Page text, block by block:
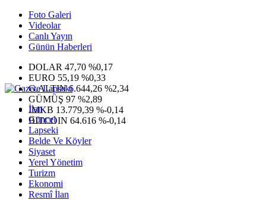
Foto Galeri
Videolar
Canlı Yayın
Günün Haberleri
DOLAR 47,70 %0,17
EURO 55,19 %0,33
G.ALTIN6.644,26 %2,34
GÜMÜŞ 97 %2,89
IMKB 13.779,39 %-0,14
BITCOIN 64.616 %-0,14
İlan
Güncel
Lapseki
Belde Ve Köyler
Siyaset
Yerel Yönetim
Turizm
Ekonomi
Resmî İlan